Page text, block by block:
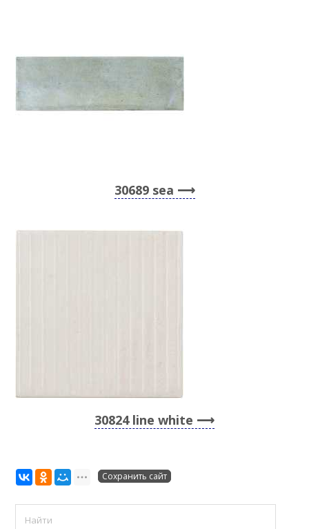
30689 sea
30824 line white
Сохранить сайт